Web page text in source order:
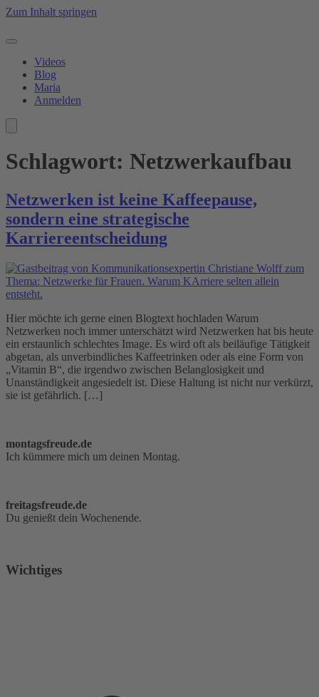
Zum Inhalt springen
Videos
Blog
Maria
Anmelden
Schlagwort: Netzwerkaufbau
Netzwerken ist keine Kaffeepause,
sondern eine strategische
Karriereentscheidung
Hier möchte ich gerne einen Blogtext hochladen Warum
Netzwerken noch immer unterschätzt wird Netzwerken hat bis heute
ein erstaunlich schlechtes Image. Es wird oft als beiläufige Tätigkeit
abgetan, als unverbindliches Kaffeetrinken oder als eine Form von
„Vitamin B“, die irgendwo zwischen Belanglosigkeit und
Unanständigkeit angesiedelt ist. Diese Haltung ist nicht nur verkürzt,
sie ist gefährlich. […]
montagsfreude.de
Ich kümmere mich um deinen Montag.
freitagsfreude.de
Du genießt dein Wochenende.
Wichtiges